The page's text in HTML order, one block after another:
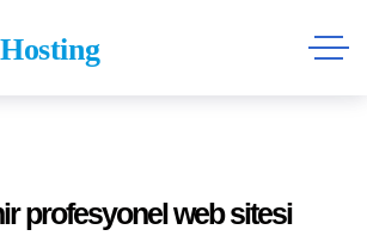
profesyonel web sitesi